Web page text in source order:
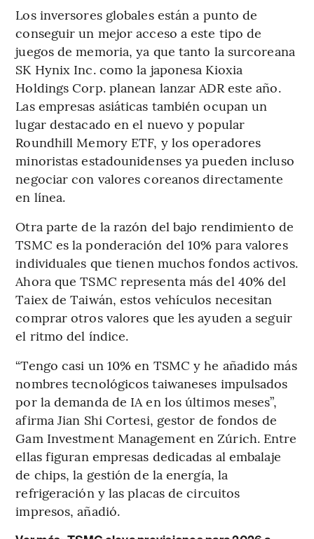
Los inversores globales están a punto de
conseguir un mejor acceso a este tipo de
juegos de memoria, ya que tanto la surcoreana
SK Hynix Inc. como la japonesa Kioxia
Holdings Corp. planean lanzar ADR este año.
Las empresas asiáticas también ocupan un
lugar destacado en el nuevo y popular
Roundhill Memory ETF, y los operadores
minoristas estadounidenses ya pueden incluso
negociar con valores coreanos directamente
en línea.
Otra parte de la razón del bajo rendimiento de
TSMC es la ponderación del 10% para valores
individuales que tienen muchos fondos activos.
Ahora que TSMC representa más del 40% del
Taiex de Taiwán, estos vehículos necesitan
comprar otros valores que les ayuden a seguir
el ritmo del índice.
“Tengo casi un 10% en TSMC y he añadido más
nombres tecnológicos taiwaneses impulsados
por la demanda de IA en los últimos meses”,
afirma Jian Shi Cortesi, gestor de fondos de
Gam Investment Management en Zúrich. Entre
ellas figuran empresas dedicadas al embalaje
de chips, la gestión de la energía, la
refrigeración y las placas de circuitos
impresos, añadió.